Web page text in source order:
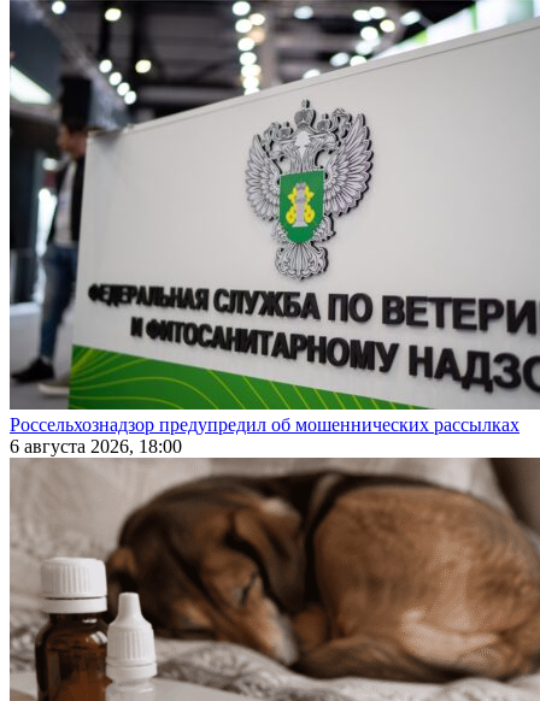
Россельхознадзор предупредил об мошеннических рассылках
6 августа 2026, 18:00